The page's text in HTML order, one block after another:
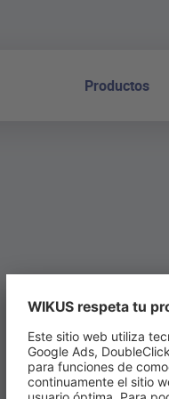
Productos